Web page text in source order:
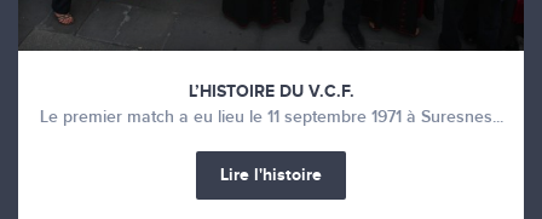
L’HISTOIRE DU V.C.F.
Le premier match a eu lieu le 11 septembre 1971 à Suresnes...
Lire l'histoire